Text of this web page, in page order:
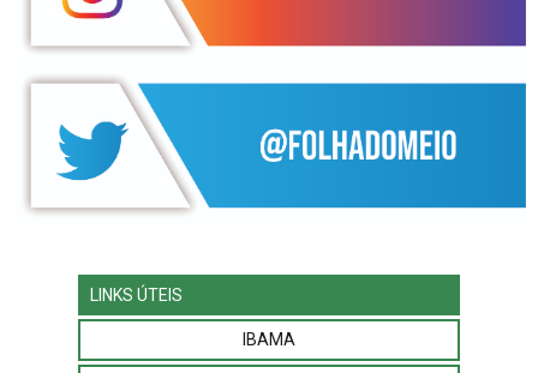
LINKS ÚTEIS
IBAMA